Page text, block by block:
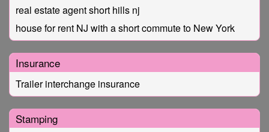
real estate agent short hills nj
house for rent NJ with a short commute to New York
Insurance
Trailer interchange insurance
Stamping